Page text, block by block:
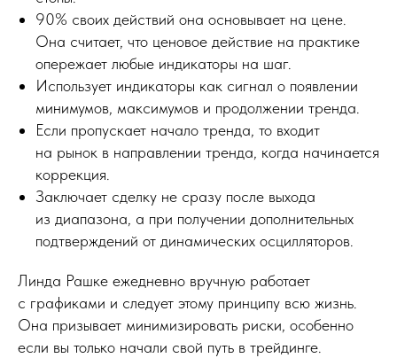
90% своих действий она основывает на цене.
Она считает, что ценовое действие на практике
опережает любые индикаторы на шаг.
Использует индикаторы как сигнал о появлении
минимумов, максимумов и продолжении тренда.
Если пропускает начало тренда, то входит
на рынок в направлении тренда, когда начинается
коррекция.
Заключает сделку не сразу после выхода
из диапазона, а при получении дополнительных
подтверждений от динамических осцилляторов.
Линда Рашке ежедневно вручную работает
с графиками и следует этому принципу всю жизнь.
Она призывает минимизировать риски, особенно
если вы только начали свой путь в трейдинге.